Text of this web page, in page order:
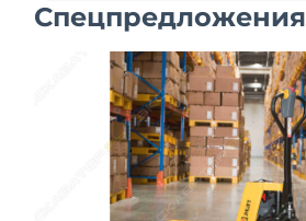
Спецпредложения